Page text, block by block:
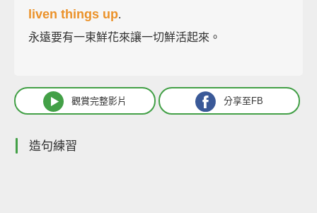
liven things up.
永遠要有一束鮮花來讓一切鮮活起來。
觀賞完整影片 分享至FB
造句練習